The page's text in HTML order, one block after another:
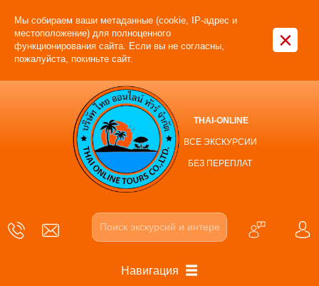
Мы собираем ваши метаданные (cookie, IP-адрес и
местоположение) для полноценного
функционирования сайта. Если вы не согласны,
пожалуйста, покиньте сайт.
×
THAI-ONLINE
ВСЕ ЭКСКУРСИИ
БЕЗ ПЕРЕПЛАТ
Навигация